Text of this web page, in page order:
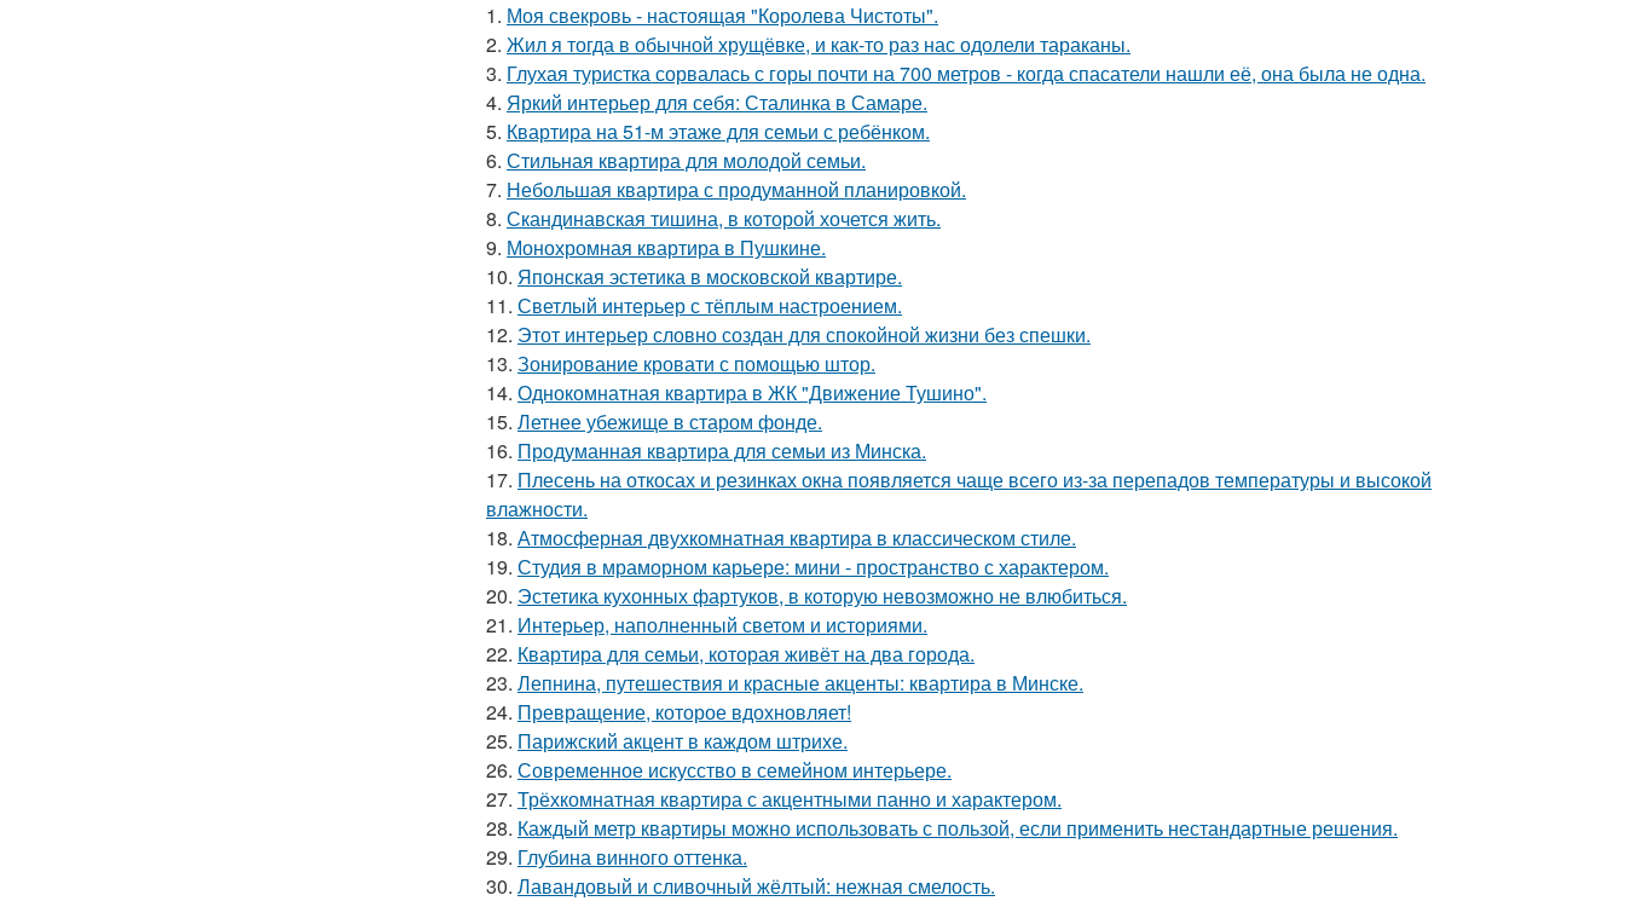
1. Моя свекровь - настоящая "Королева Чистоты".
2. Жил я тогда в обычной хрущёвке, и как-то раз нас одолели тараканы.
3. Глухая туристка сорвалась с горы почти на 700 метров - когда спасатели нашли её, она была не одна.
4. Яркий интерьер для себя: Сталинка в Самаре.
5. Квартира на 51-м этаже для семьи с ребёнком.
6. Стильная квартира для молодой семьи.
7. Небольшая квартира с продуманной планировкой.
8. Скандинавская тишина, в которой хочется жить.
9. Монохромная квартира в Пушкине.
10. Японская эстетика в московской квартире.
11. Светлый интерьер с тёплым настроением.
12. Этот интерьер словно создан для спокойной жизни без спешки.
13. Зонирование кровати с помощью штор.
14. Однокомнатная квартира в ЖК "Движение Тушино".
15. Летнее убежище в старом фонде.
16. Продуманная квартира для семьи из Минска.
17. Плесень на откосах и резинках окна появляется чаще всего из-за перепадов температуры и высокой
влажности.
18. Атмосферная двухкомнатная квартира в классическом стиле.
19. Студия в мраморном карьере: мини - пространство с характером.
20. Эстетика кухонных фартуков, в которую невозможно не влюбиться.
21. Интерьер, наполненный светом и историями.
22. Квартира для семьи, которая живёт на два города.
23. Лепнина, путешествия и красные акценты: квартира в Минске.
24. Превращение, которое вдохновляет!
25. Парижский акцент в каждом штрихе.
26. Современное искусство в семейном интерьере.
27. Трёхкомнатная квартира с акцентными панно и характером.
28. Каждый метр квартиры можно использовать с пользой, если применить нестандартные решения.
29. Глубина винного оттенка.
30. Лавандовый и сливочный жёлтый: нежная смелость.